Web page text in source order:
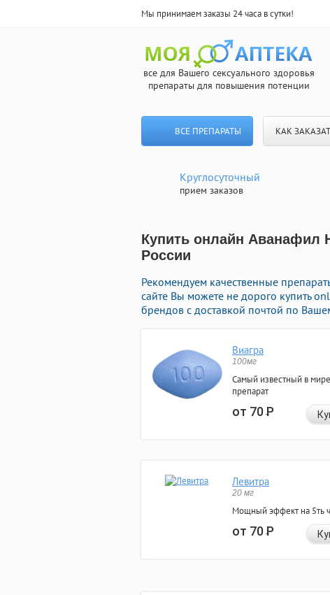
Мы принимаем заказы 24 часа в сутки!
все для Вашего сексуального здоровья
препараты для повышения потенции
ВСЕ ПРЕПАРАТЫ КАК
Круглосуточный
прием заказов
Купить онлайн Аванафил
России
Рекомендуем качественные
сайте Вы можете не дорого купить
брендов с доставкой почтой по
Виагра
100мг
Самый известный в мире
препарат
от 70Р
Левитра
20 мг
Мощный эффект на 5ть
от 70Р